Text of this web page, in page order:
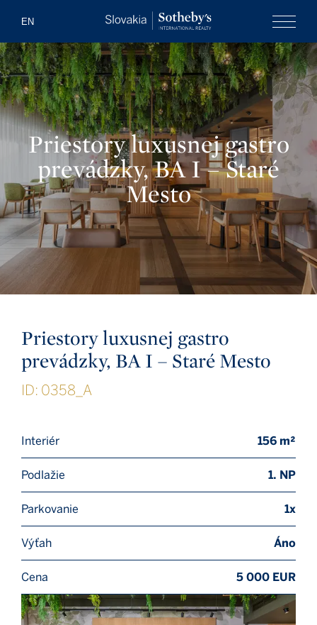
Slovakia
EN
Priestory luxusnej gastro
prevádzky, BA I – Staré
Mesto
Priestory luxusnej gastro
prevádzky, BA I – Staré Mesto
ID: 0358_A
Interiér 156 m²
Podlažie 1. NP
Parkovanie 1x
Výťah Áno
Cena 5 000 EUR